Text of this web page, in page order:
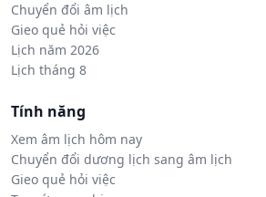
Chuyển đổi âm lịch
Gieo quẻ hỏi việc
Lịch năm 2026
Lịch tháng 8
Tính năng
Xem âm lịch hôm nay
Chuyển đổi dương lịch sang âm lịch
Gieo quẻ hỏi việc